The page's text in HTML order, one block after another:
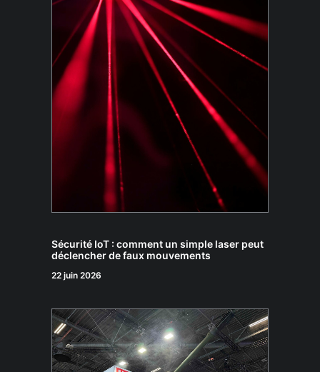
Sécurité IoT : comment un simple laser peut
déclencher de faux mouvements
22 juin 2026